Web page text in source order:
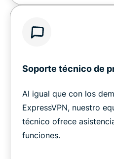
Soporte técnico de
Al igual que con los
ExpressVPN, nuestro
técnico ofrece
funciones.